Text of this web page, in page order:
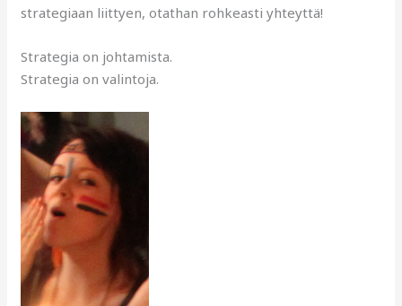
strategiaan liittyen, otathan rohkeasti yhteyttä!
Strategia on johtamista.
Strategia on valintoja.